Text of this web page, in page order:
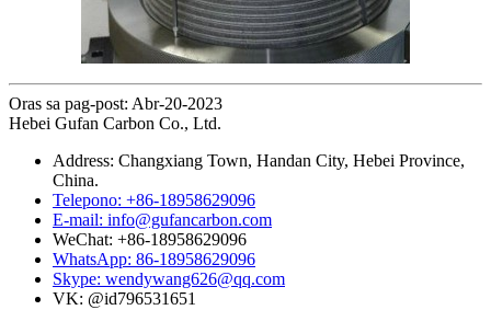
Oras sa pag-post: Abr-20-2023
Hebei Gufan Carbon Co., Ltd.
Address: Changxiang Town, Handan City, Hebei Province,
China.
Telepono: +86-18958629096
E-mail: info@gufancarbon.com
WeChat: +86-18958629096
WhatsApp: 86-18958629096
Skype: wendywang626@qq.com
VK: @id796531651